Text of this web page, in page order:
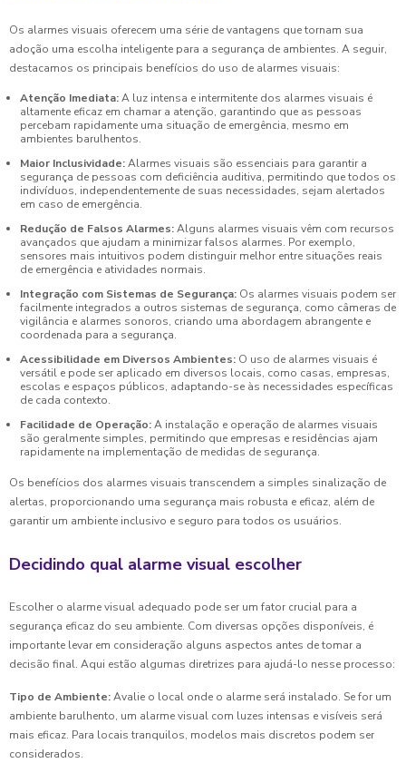
Os alarmes visuais oferecem uma série de vantagens que tornam sua
adoção uma escolha inteligente para a segurança de ambientes. A seguir,
destacamos os principais benefícios do uso de alarmes visuais:
Atenção Imediata:A luz intensa e intermitente dos alarmes visuais é
altamente eficaz em chamar a atenção, garantindo que as pessoas
percebam rapidamente uma situação de emergência, mesmo em
ambientes barulhentos.
Maior Inclusividade:Alarmes visuais são essenciais para garantir a
segurança de pessoas com deficiência auditiva, permitindo que todos os
indivíduos, independentemente de suas necessidades, sejam alertados
em caso de emergência.
Redução de Falsos Alarmes:Alguns alarmes visuais vêm com recursos
avançados que ajudam a minimizar falsos alarmes. Por exemplo,
sensores mais intuitivos podem distinguir melhor entre situações reais
de emergência e atividades normais.
Integração com Sistemas de Segurança: Os alarmes visuais podem ser
facilmente integrados a outros sistemas de segurança, como câmeras de
vigilância e alarmes sonoros, criando uma abordagem abrangente e
coordenada para a segurança.
Acessibilidade em Diversos Ambientes: O uso de alarmes visuais é
versátil e pode ser aplicado em diversos locais, como casas, empresas,
escolas e espaços públicos, adaptando-se às necessidades específicas
de cada contexto.
Facilidade de Operação:A instalação e operação de alarmes visuais
são geralmente simples, permitindo que empresas e residências ajam
rapidamente na implementação de medidas de segurança.
Os benefícios dos alarmes visuais transcendem a simples sinalização de
alertas, proporcionando uma segurança mais robusta e eficaz, além de
garantir um ambiente inclusivo e seguro para todos os usuários.
Decidindo qual alarme visual escolher
Escolher o alarme visual adequado pode ser um fator crucial para a
segurança eficaz do seu ambiente. Com diversas opções disponíveis, é
importante levar em consideração alguns aspectos antes de tomar a
decisão final. Aqui estão algumas diretrizes para ajudá-lo nesse processo:
Tipo de Ambiente:Avalie o local onde o alarme será instalado. Se for um
ambiente barulhento, um alarme visual com luzes intensas e visíveis será
mais eficaz. Para locais tranquilos, modelos mais discretos podem ser
considerados.